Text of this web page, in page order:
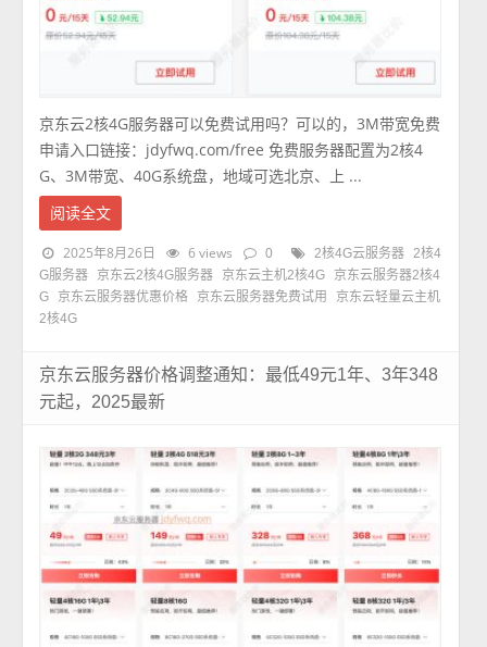
京东云2核4G服务器可以免费试用吗？可以的，3M带宽免费
申请入口链接：jdyfwq.com/free 免费服务器配置为2核4
G、3M带宽、40G系统盘，地域可选北京、上 ...
阅读全文
2025年8月26日 6 views 0 2核4G云服务器
2核4
G服务器
京东云2核4G服务器 京东云主机2核4G
京东云服务器2核4
G
京东云服务器优惠价格 京东云服务器免费试用
京东云轻量云主机
2核4G
京东云服务器价格调整通知：最低49元1年、3年348
元起，2025最新